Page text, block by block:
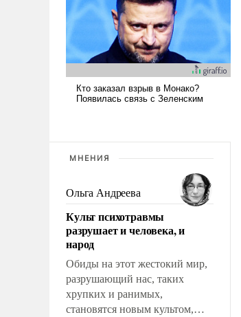
МНЕНИЯ
Ольга Андреева
Культ психотравмы
разрушает и человека, и
народ
Обиды на этот жестокий мир,
разрушающий нас, таких
хрупких и ранимых,
становятся новым культом,